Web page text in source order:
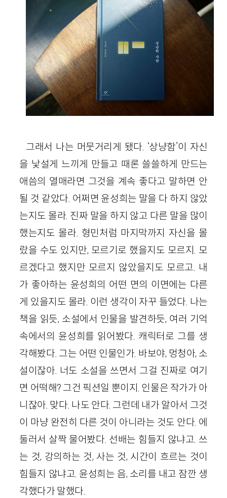
그래서 나는 머뭇거리게 됐다. ‘상냥함’이 자신
을 낯설게 느끼게 만들고 때론 쓸쓸하게 만드는
애씀의 열매라면 그것을 계속 좋다고 말하면 안
될 것 같았다. 어쩌면 윤성희는 말을 다 하지 않았
는지도 몰라. 진짜 말을 하지 않고 다른 말을 많이
했는지도 몰라. 형민처럼 마지막까지 자신을 몰
랐을 수도 있지만, 모르기로 했을지도 모르지. 모
르겠다고 했지만 모르지 않았을지도 모르고. 내
가 좋아하는 윤성희의 어떤 면의 이면에는 다른
게 있을지도 몰라. 이런 생각이 자꾸 들었다. 나는
책을 읽듯, 소설에서 인물을 발견하듯, 여러 기억
속에서의 윤성희를 읽어봤다. 캐릭터로 그를 생
각해봤다. 그는 어떤 인물인가. 바보야, 멍청아, 소
설이잖아. 너도 소설을 쓰면서 그걸 진짜로 여기
면 어떡해? 그건 픽션일 뿐이지. 인물은 작가가 아
니잖아. 맞다. 나도 안다. 그런데 내가 알아서 그것
이 마냥 완전히 다른 것이 아니라는 것도 안다. 에
둘러서 살짝 물어봤다. 선배는 힘들지 않냐고. 쓰
는 것, 강의하는 것, 사는 것, 시간이 흐르는 것이
힘들지 않냐고. 윤성희는 음, 소리를 내고 잠깐 생
각했다가 말했다.